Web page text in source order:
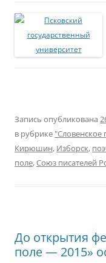
Запись опубликована
в рубрике "Словенское
Кирюшин, Изборск,
поле,Союз писателей
До открытия
поле — 2015»